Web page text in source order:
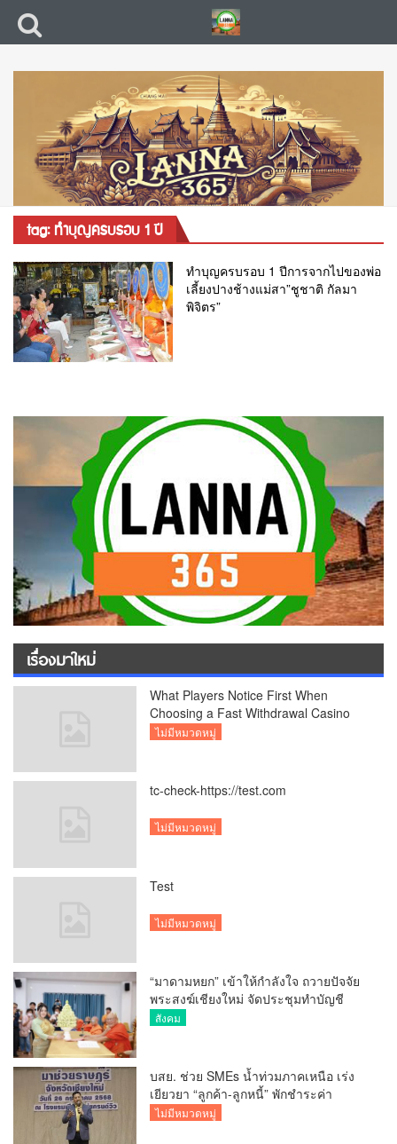
tag: ทำบุญครบรอบ 1 ปี
ทำบุญครบรอบ 1 ปีการจากไปของพ่อ
เลี้ยงปางช้างแม่สา”ชูชาติ กัลมา
พิจิตร”
เรื่องมาใหม่
What Players Notice First When
Choosing a Fast Withdrawal Casino
UK
ไม่มีหมวดหมู่
tc-check-https://test.com
ไม่มีหมวดหมู่
Test
ไม่มีหมวดหมู่
“มาดามหยก” เข้าให้กำลังใจ ถวายปัจจัย
พระสงฆ์เชียงใหม่ จัดประชุมทำบัญชี
รายรับรายจ่ายของวัด กว่า 300 รูป ที่วัด
สังคม
บสย. ช่วย SMEs น้ำท่วมภาคเหนือ เร่ง
เยียวยา “ลูกค้า-ลูกหนี้” พักชำระค่า
ธรรมเนียม-ค่างวด
ไม่มีหมวดหมู่